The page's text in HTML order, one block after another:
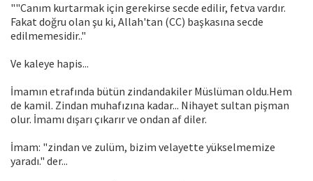
""Canım kurtarmak için gerekirse secde edilir, fetva vardır.
Fakat doğru olan şu ki, Allah'tan (CC) başkasına secde
edilmemesidir.."
Ve kaleye hapis...
İmamın etrafında bütün zindandakiler Müslüman oldu.Hem
de kamil. Zindan muhafızına kadar... Nihayet sultan pişman
olur. İmamı dışarı çıkarır ve ondan af diler.
İmam: "zindan ve zulüm, bizim velayette yükselmemize
yaradı." der...